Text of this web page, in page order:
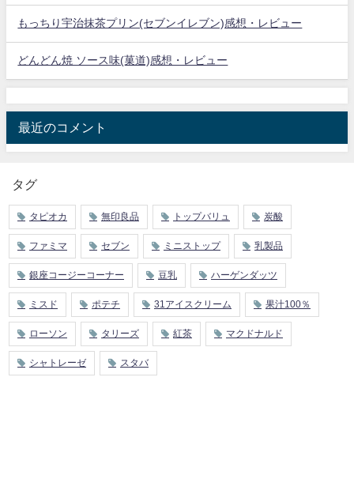
もっちり宇治抹茶プリン(セブンイレブン)感想・レビュー
どんどん焼 ソース味(菓道)感想・レビュー
最近のコメント
タグ
タピオカ 無印良品 トップバリュ 炭酸
ファミマ セブン ミニストップ 乳製品
銀座コージーコーナー 豆乳 ハーゲンダッツ
ミスド ポテチ 31アイスクリーム 果汁100％
ローソン タリーズ 紅茶 マクドナルド
シャトレーゼ スタバ